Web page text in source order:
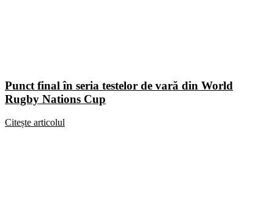
Punct final în seria testelor de vară din World
Rugby Nations Cup
Citește articolul